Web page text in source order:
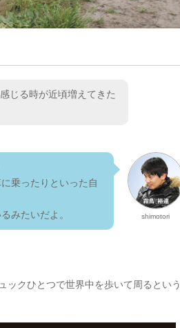
じる時が近頃増えてきた
shimotori
乗ったりといった自
みたいだよ。
ックひとつで世界中を歩いて周るという